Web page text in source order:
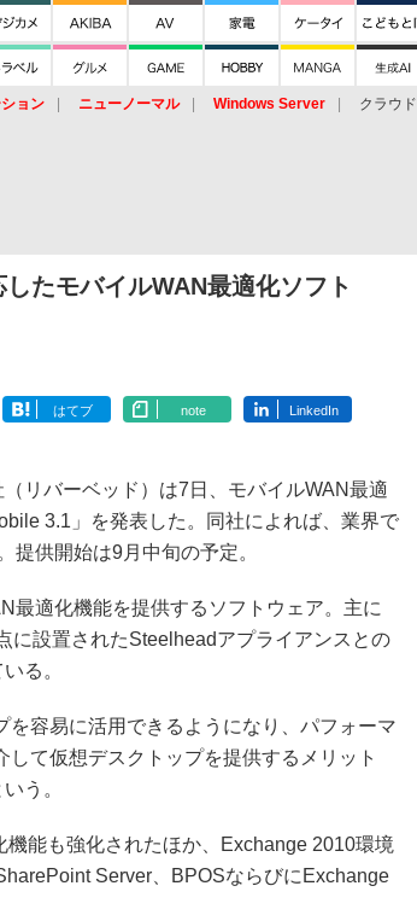
ョン ニューノーマル Windows Server クラウド
たモバイルWAN最適化ソフト
はてブ note LinkedIn
リバーベッド）は7日、モバイルWAN最適
3.1」を発表した。同社によれば、業界で
提供開始は9月中旬の予定。
適化機能を提供するソフトウェア。主に
に設置されたSteelheadアプライアンスとの
る。
容易に活用できるようになり、パフォーマ
て仮想デスクトップを提供するメリット
う。
能も強化されたほか、Exchange 2010環境
Server、BPOSならびにExchange